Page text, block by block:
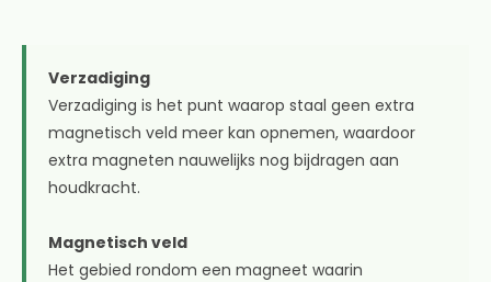
Verzadiging
Verzadiging is het punt waarop staal geen extra
magnetisch veld meer kan opnemen, waardoor
extra magneten nauwelijks nog bijdragen aan
houdkracht.
Magnetisch veld
Het gebied rondom een magneet waarin